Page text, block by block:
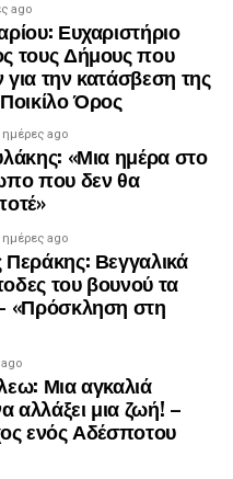
ο πρώην
ο οποίος αφού
ago
Ευχαριστήριο
τους Δήμους που
την κατάσβεση της
Όρος
ημέρες ago
«Μια ημέρα στο
που δεν θα
ημέρες ago
Βεγγαλικά
του βουνού τα
«Πρόσκληση στη
Μια αγκαλιά
αλλάξει μια ζωή! –
ενός Αδέσποτου